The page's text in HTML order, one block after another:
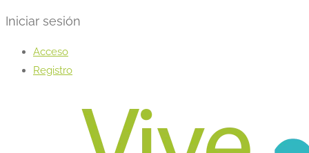
Iniciar sesión
Acceso
Registro